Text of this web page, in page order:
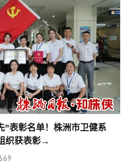
”表彰名单！株洲市卫健系
织获表彰→